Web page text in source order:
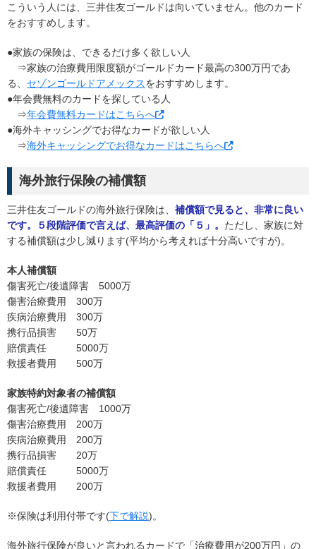
こういう人には、三井住友ゴールドは向いていません。他のカード
をおすすめします。
●家族の保険は、できるだけ多く欲しい人
⇒家族の治療費用限度額がゴールドカード最高の300万円であ
る、 セゾンゴールドアメックスをおすすめします。
●年会費無料のカードを探している人
⇒年会費無料カードはこちらへ
●海外キャッシングでお得なカードが欲しい人
⇒海外キャッシングでお得なカードはこちらへ
海外旅行保険の補償額
三井住友ゴールドの海外旅行保険は、 補償額で見ると、非常に良い
です。５段階評価で言えば、最高評価の「５」。 ただし、家族に対
する補償額は少し減ります(平均から考えれば十分高いですが)。
本人補償額
傷害死亡/後遺障害 5000万
傷害治療費用 300万
疾病治療費用 300万
携行品損害 50万
賠償責任 5000万
救援者費用 500万
家族特約対象者の補償額
傷害死亡/後遺障害 1000万
傷害治療費用 200万
疾病治療費用 200万
携行品損害 20万
賠償責任 5000万
救援者費用 200万
※保険は利用付帯です(下で解説)。
海外旅行保険が良いと言われるカードで「治療費用が200万円」の